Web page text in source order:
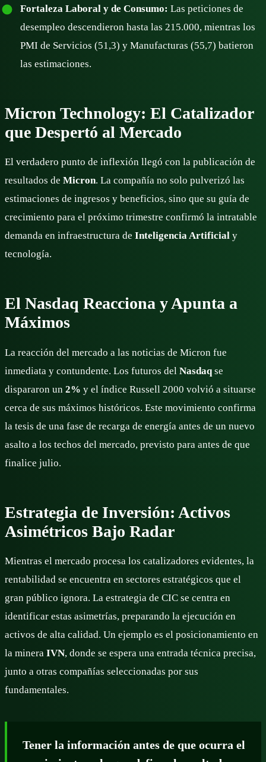
Fortaleza Laboral y de Consumo: Las peticiones de
desempleo descendieron hasta las 215.000, mientras los
PMI de Servicios (51,3) y Manufacturas (55,7) batieron
las estimaciones.
Micron Technology: El Catalizador
que Despertó al Mercado
El verdadero punto de inflexión llegó con la publicación de
resultados de Micron. La compañía no solo pulverizó las
estimaciones de ingresos y beneficios, sino que su guía de
crecimiento para el próximo trimestre confirmó la intratable
demanda en infraestructura de Inteligencia Artificial y
tecnología.
El Nasdaq Reacciona y Apunta a
Máximos
La reacción del mercado a las noticias de Micron fue
inmediata y contundente. Los futuros del Nasdaq se
dispararon un 2% y el índice Russell 2000 volvió a situarse
cerca de sus máximos históricos. Este movimiento confirma
la tesis de una fase de recarga de energía antes de un nuevo
asalto a los techos del mercado, previsto para antes de que
finalice julio.
Estrategia de Inversión: Activos
Asimétricos Bajo Radar
Mientras el mercado procesa los catalizadores evidentes, la
rentabilidad se encuentra en sectores estratégicos que el
gran público ignora. La estrategia de CIC se centra en
identificar estas asimetrías, preparando la ejecución en
activos de alta calidad. Un ejemplo es el posicionamiento en
la minera IVN, donde se espera una entrada técnica precisa,
junto a otras compañías seleccionadas por sus
fundamentales.
Tener la información antes de que ocurra el